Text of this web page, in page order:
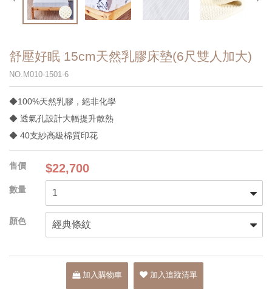
舒壓好眠 15cm天然乳膠床墊(6尺雙人加大)
NO.M010-1501-6
◆100%天然乳膠，絕非化學
◆ 透氣孔設計大幅提升散熱
◆ 40支紗高級棉質印花
$22,700
加入購物車 加入追蹤清單